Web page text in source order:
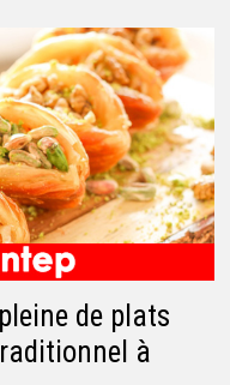
de plats
à